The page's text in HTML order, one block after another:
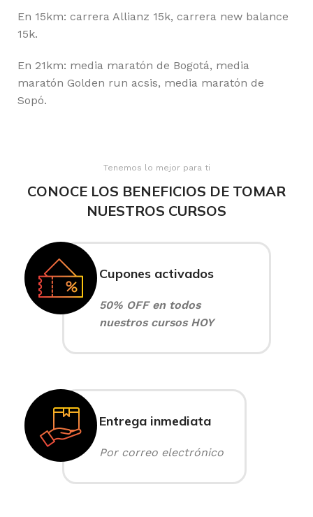
En 15km: carrera Allianz 15k, carrera new balance
15k.
En 21km: media maratón de Bogotá, media
maratón Golden run acsis, media maratón de
Sopó.
Tenemos lo mejor para ti
CONOCE LOS BENEFICIOS DE TOMAR
NUESTROS CURSOS
Cupones activados
50% OFF en todos
nuestros cursos HOY
Entrega inmediata
Por correo electrónico